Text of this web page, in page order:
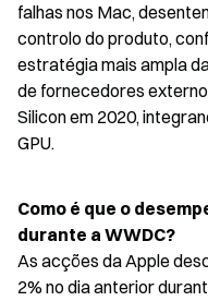
falhas nos Mac,
controlo do produto,
estratégia mais ampla
de fornecedores
Silicon em 2020,
GPU.
Como é que o
durante a WWDC?
As acções da Apple
2% no dia anterior